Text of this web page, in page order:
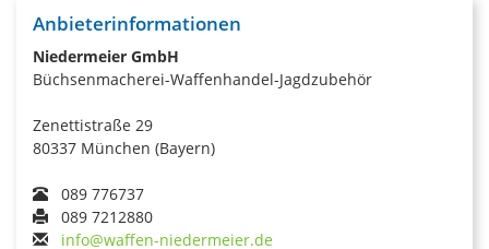
Anbieterinformationen
Niedermeier GmbH
Büchsenmacherei-Waffenhandel-Jagdzubehör
Zenettistraße 29
80337 München (Bayern)
089 776737
089 7212880
info@waffen-niedermeier.de